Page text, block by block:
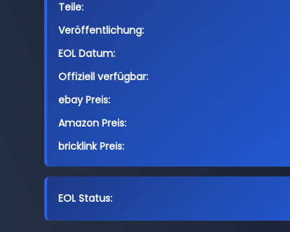
Teile:
Veröffentlichung:
EOL Datum:
Offiziell verfügbar:
ebay Preis:
Amazon Preis:
bricklink Preis:
EOL Status: